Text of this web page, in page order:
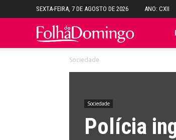
SEXTA-FEIRA, 7 DE AGOSTO DE 2026 ANO: CXII
Folha
Sociedade
Sociedade
Polícia